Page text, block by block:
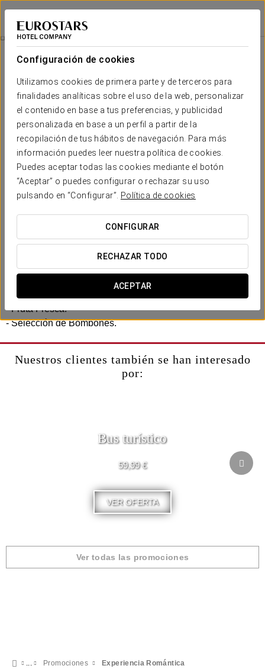
Configuración de cookies
Utilizamos cookies de primera parte y de terceros para
finalidades analíticas sobre el uso de la web, personalizar
el contenido en base a tus preferencias, y publicidad
personalizada en base a un perfil a partir de la
recopilación de tus hábitos de navegación. Para más
información puedes leer nuestra política de cookies.
Puedes aceptar todas las cookies mediante el botón
“Aceptar” o puedes configurar o rechazar su uso
pulsando en “Configurar”.
Política de cookies
CONFIGURAR
RECHAZAR TODO
ACEPTAR
Exe Las Adelfas
CÓRDOBA
Experiencia Romántica
20 €
Experiencia romántica
Te invitamos a vivir una magnífica experiencia romántica
junto a tu pareja.
Incluye:
- Late check out (hasta las 14:00 bajo disponibilidad).
- Botella de cava en la habitación.
- Fruta Fresca.
- Selección de Bombones.
Nuestros clientes también se han interesado
por:
Bus turístico
59,99 €
VER OFERTA
Ver todas las promociones
Promociones Experiencia Romántica